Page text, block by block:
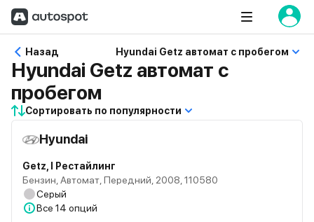
Назад Hyundai Getz автомат с пробегом
Hyundai Getz автомат с
пробегом
Сортировать по популярности
Hyundai
Getz, I Рестайлинг
Бензин, Автомат, Передний, 2008, 110580
Серый
Все 14 опций